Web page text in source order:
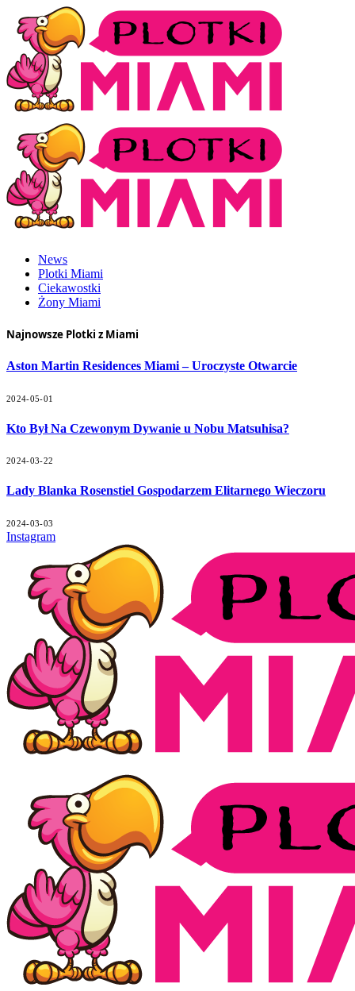
News
Plotki Miami
Ciekawostki
Żony Miami
Najnowsze Plotki z Miami
Aston Martin Residences Miami – Uroczyste Otwarcie
2024-05-01
Kto Był Na Czewonym Dywanie u Nobu Matsuhisa?
2024-03-22
Lady Blanka Rosenstiel Gospodarzem Elitarnego Wieczoru
2024-03-03
Instagram